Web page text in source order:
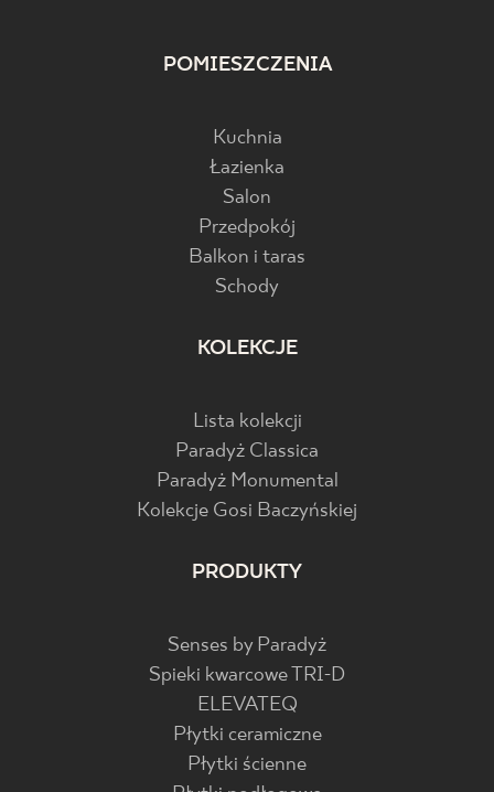
POMIESZCZENIA
Kuchnia
Łazienka
Salon
Przedpokój
Balkon i taras
Schody
KOLEKCJE
Lista kolekcji
Paradyż Classica
Paradyż Monumental
Kolekcje Gosi Baczyńskiej
PRODUKTY
Senses by Paradyż
Spieki kwarcowe TRI-D
ELEVATEQ
Płytki ceramiczne
Płytki ścienne